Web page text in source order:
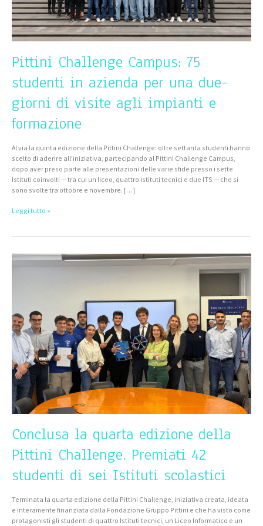
Pittini Challenge Campus: 75
studenti in azienda per una due-
giorni di visite agli impianti e
formazione
Al via la quinta edizione della Pittini Challenge: oltre settanta studenti hanno
scelto di aderire all’iniziativa, partecipando al Pittini Challenge Campus,
dopo aver preso parte alle presentazioni delle varie sfide presso i sette
Istituti coinvolti — tra cui un liceo, quattro istituti tecnici e due ITS — che si
sono svolte tra ottobre e novembre. […]
di
visite
agli
impianti
e
formazione
Leggi tutto »
Conclusa la quarta edizione della
Pittini Challenge. Premiati 42
studenti di sei Istituti scolastici
Terminata la quarta edizione della Pittini Challenge, iniziativa creata, ideata
e interamente finanziata dalla Fondazione Gruppo Pittini e che ha visto come
protagonisti gli studenti di quattro Istituti tecnici, un Liceo Informatico e un
Conclusa
la
Challenge.
Premiati
42
studenti
di
sei
Istituti
scolastici